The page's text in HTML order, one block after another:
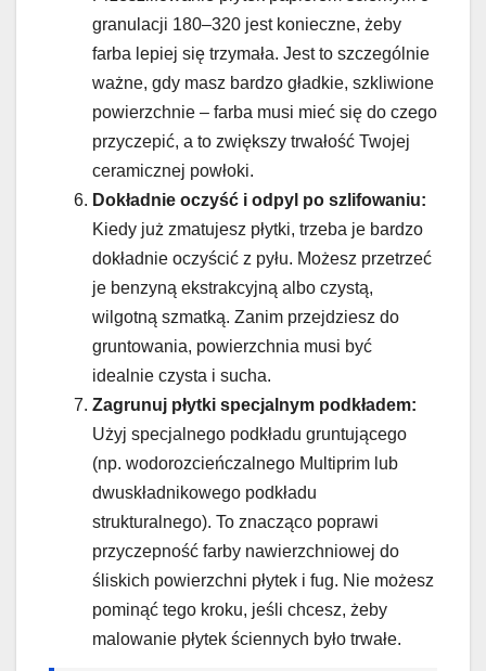
granulacji 180–320 jest konieczne, żeby
farba lepiej się trzymała. Jest to szczególnie
ważne, gdy masz bardzo gładkie, szkliwione
powierzchnie – farba musi mieć się do czego
przyczepić, a to zwiększy trwałość Twojej
ceramicznej powłoki.
Dokładnie oczyść i odpyl po szlifowaniu:
Kiedy już zmatujesz płytki, trzeba je bardzo
dokładnie oczyścić z pyłu. Możesz przetrzeć
je benzyną ekstrakcyjną albo czystą,
wilgotną szmatką. Zanim przejdziesz do
gruntowania, powierzchnia musi być
idealnie czysta i sucha.
Zagrunuj płytki specjalnym podkładem:
Użyj specjalnego podkładu gruntującego
(np. wodorozcieńczalnego Multiprim lub
dwuskładnikowego podkładu
strukturalnego). To znacząco poprawi
przyczepność farby nawierzchniowej do
śliskich powierzchni płytek i fug. Nie możesz
pominąć tego kroku, jeśli chcesz, żeby
malowanie płytek ściennych było trwałe.